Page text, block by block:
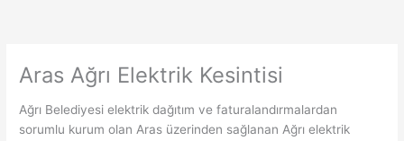
Aras Ağrı Elektrik Kesintisi
Ağrı Belediyesi elektrik dağıtım ve faturalandırmalardan
sorumlu kurum olan Aras üzerinden sağlanan Ağrı elektrik